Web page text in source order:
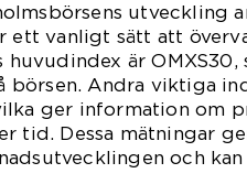
utveckling
ett vanligt sätt att
huvudindex är
börsen. Andra viktiga
ger information om
tid. Dessa mätningar
och